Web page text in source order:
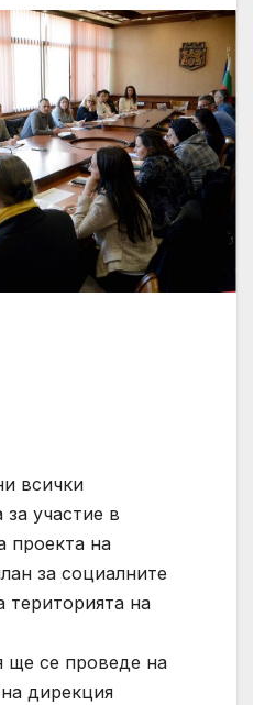
всички
участие в
проекта на
за социалните
територията на
ще се проведе на
на дирекция